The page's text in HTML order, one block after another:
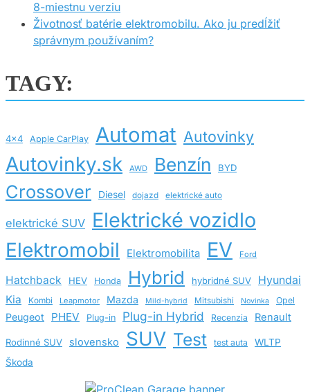
8-miestnu verziu
Životnosť batérie elektromobilu. Ako ju predĺžiť
správnym používaním?
TAGY:
4x4 Apple CarPlay Automat Autovinky
Autovinky.sk AWD Benzín BYD
Crossover Diesel dojazd elektrické auto
elektrické SUV Elektrické vozidlo
Elektromobil Elektromobilita EV Ford
Hatchback HEV Honda Hybrid hybridné SUV
Hyundai
Kia
Kombi Leapmotor Mazda Mild-hybrid Mitsubishi Novinka Opel
Peugeot PHEV Plug-in Plug-in Hybrid Recenzia Renault
Rodinné SUV slovensko SUV Test test auta
WLTP
Škoda